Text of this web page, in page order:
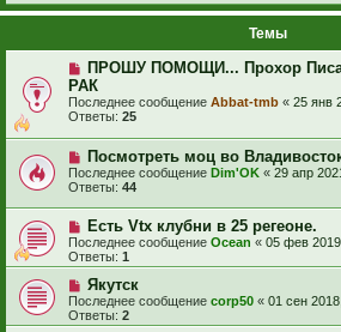
Темы
ПРОШУ ПОМОЩИ... Прохор
РАК
Последнее сообщение Abbat-tmb « 25 янв
Ответы: 25
Посмотреть моц во
Последнее сообщение Dim'OK « 29 апр
Ответы: 44
Есть Vtx клубни в 25 регеоне.
Последнее сообщение Ocean « 05 фев
Ответы: 1
Якутск
Последнее сообщение corp50 « 01 сен
Ответы: 2